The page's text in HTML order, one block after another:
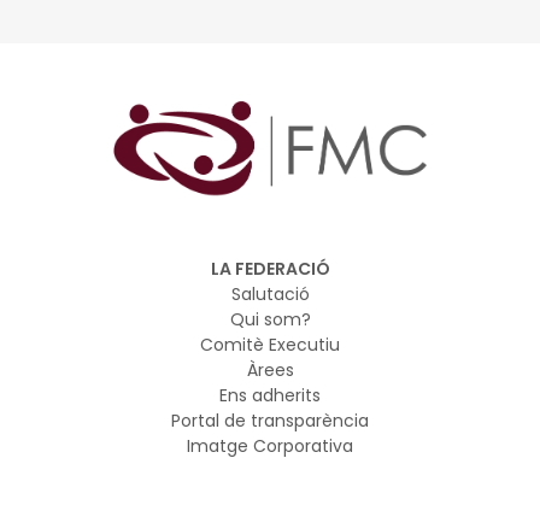
LA FEDERACIÓ
Salutació
Qui som?
Comitè Executiu
Àrees
Ens adherits
Portal de transparència
Imatge Corporativa